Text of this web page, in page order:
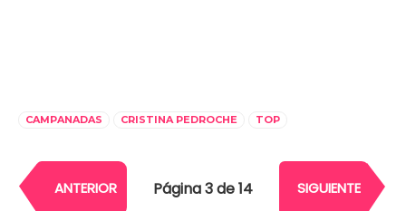
CAMPANADAS CRISTINA PEDROCHE TOP
ANTERIOR Página 3 de 14 SIGUIENTE